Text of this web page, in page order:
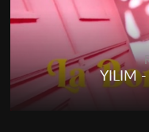
YILIM -